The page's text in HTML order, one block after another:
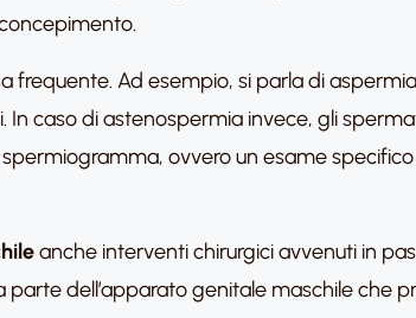
frequente. Ad esempio, si parla di
caso di astenospermia invece, gli
ovvero un esame
anche interventi chirurgici avvenuti in
parte dell’apparato genitale maschile che